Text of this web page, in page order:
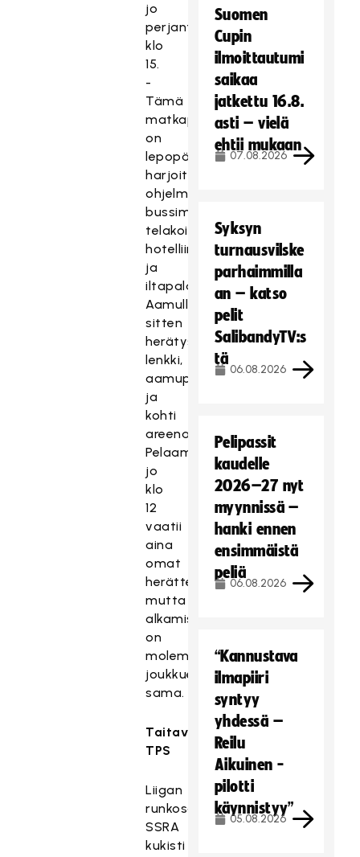
jo
perjantaina
klo
15.
-
Tämä
matkapäivä
on
lepopäivä
harjoituksista
ohjelmana
bussimatka,
telakoituminen
hotelliin
ja
iltapala.
Aamulla
sitten
herätys,
lenkki,
aamupala
ja
kohti
areenaa.
Pelaaminen
jo
klo
12
vaatii
aina
omat
herättelynsä
mutta
alkamisaika
on
molemmille
joukkueille
sama.
Taitava
TPS
Liigan
runkosarjassa
SSRA
kukisti
Suomen
Cupin
ilmoittautumi
saikaa
jatkettu 16.8.
asti – vielä
ehtii mukaan
07.08.2026
Syksyn
turnausvilske
parhaimmilla
an – katso
pelit
SalibandyTV:s
tä
06.08.2026
Pelipassit
kaudelle
2026–27 nyt
myynnissä –
hanki ennen
ensimmäistä
peliä
06.08.2026
“Kannustava
ilmapiiri
syntyy
yhdessä –
Reilu
Aikuinen -
pilotti
käynnistyy”
05.08.2026